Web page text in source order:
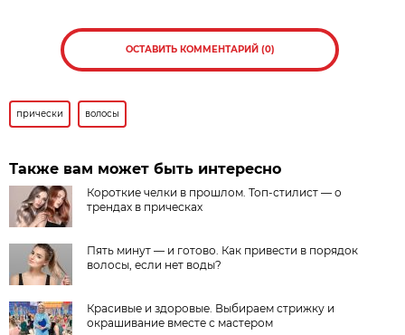
ОСТАВИТЬ КОММЕНТАРИЙ (0)
прически волосы
Также вам может быть интересно
Короткие челки в прошлом. Топ-стилист — о
трендах в прическах
Пять минут — и готово. Как привести в порядок
волосы, если нет воды?
Красивые и здоровые. Выбираем стрижку и
окрашивание вместе с мастером